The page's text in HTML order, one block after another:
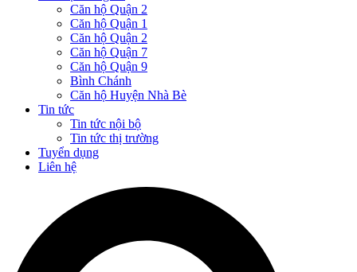
Căn hộ Quận 2
Căn hộ Quận 1
Căn hộ Quận 2
Căn hộ Quận 7
Căn hộ Quận 9
Bình Chánh
Căn hộ Huyện Nhà Bè
Tin tức
Tin tức nội bộ
Tin tức thị trường
Tuyển dụng
Liên hệ